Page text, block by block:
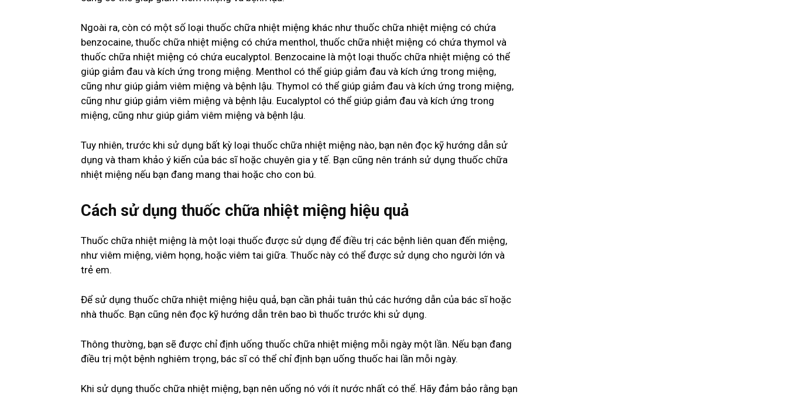
Ngoài ra, còn có một số loại thuốc chữa nhiệt miệng khác như thuốc chữa nhiệt miệng có chứa
benzocaine, thuốc chữa nhiệt miệng có chứa menthol, thuốc chữa nhiệt miệng có chứa thymol và
thuốc chữa nhiệt miệng có chứa eucalyptol. Benzocaine là một loại thuốc chữa nhiệt miệng có thể
giúp giảm đau và kích ứng trong miệng. Menthol có thể giúp giảm đau và kích ứng trong miệng,
cũng như giúp giảm viêm miệng và bệnh lậu. Thymol có thể giúp giảm đau và kích ứng trong miệng,
cũng như giúp giảm viêm miệng và bệnh lậu. Eucalyptol có thể giúp giảm đau và kích ứng trong
miệng, cũng như giúp giảm viêm miệng và bệnh lậu.
Tuy nhiên, trước khi sử dụng bất kỳ loại thuốc chữa nhiệt miệng nào, bạn nên đọc kỹ hướng dẫn sử
dụng và tham khảo ý kiến của bác sĩ hoặc chuyên gia y tế. Bạn cũng nên tránh sử dụng thuốc chữa
nhiệt miệng nếu bạn đang mang thai hoặc cho con bú.
Cách sử dụng thuốc chữa nhiệt miệng hiệu quả
Thuốc chữa nhiệt miệng là một loại thuốc được sử dụng để điều trị các bệnh liên quan đến miệng,
như viêm miệng, viêm họng, hoặc viêm tai giữa. Thuốc này có thể được sử dụng cho người lớn và
trẻ em.
Để sử dụng thuốc chữa nhiệt miệng hiệu quả, bạn cần phải tuân thủ các hướng dẫn của bác sĩ hoặc
nhà thuốc. Bạn cũng nên đọc kỹ hướng dẫn trên bao bì thuốc trước khi sử dụng.
Thông thường, bạn sẽ được chỉ định uống thuốc chữa nhiệt miệng mỗi ngày một lần. Nếu bạn đang
điều trị một bệnh nghiêm trọng, bác sĩ có thể chỉ định bạn uống thuốc hai lần mỗi ngày.
Khi sử dụng thuốc chữa nhiệt miệng, bạn nên uống nó với ít nước nhất có thể. Hãy đảm bảo rằng bạn